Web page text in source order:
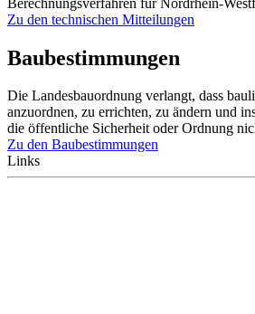
Zu den technischen Mitteilungen
Baubestimmungen
Die Landesbauordnung verlangt, dass
anzuordnen, zu errichten, zu ändern und
die öffentliche Sicherheit oder Ordnung
Zu den Baubestimmungen
Links